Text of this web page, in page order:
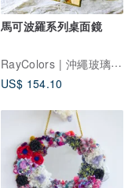
馬可波羅系列桌面鏡
RayColors | 沖繩玻璃工坊
US$ 154.10